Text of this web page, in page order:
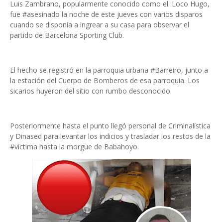
Luis Zambrano, popularmente conocido como el 'Loco Hugo,
fue #asesinado la noche de este jueves con varios disparos
cuando se disponía a ingrear a su casa para observar el
partido de Barcelona Sporting Club.
El hecho se registró en la parroquia urbana #Barreiro, junto a
la estación del Cuerpo de Bomberos de esa parroquia. Los
sicarios huyeron del sitio con rumbo desconocido.
Posteriormente hasta el punto llegó personal de Criminalística
y Dinased para levantar los indicios y trasladar los restos de la
#víctima hasta la morgue de Babahoyo.